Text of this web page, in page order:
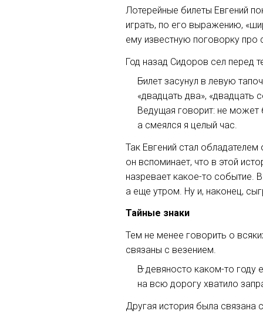
Лотерейные билеты Евгений
играть, по его выражению,
ему известную поговорку про
Год назад Сидоров сел перед
Билет засунул в левую
«двадцать два», «двадцать
Ведущая говорит: не может
а смеялся я целый час.
Так Евгений стал
он вспоминает, что в этой
назревает какое-то событие.
а еще утром. Ну и, наконец,
Тайные знаки
Тем не менее говорить о
связаны с везением.
В девяносто каком-то году
на всю дорогу хватило
Другая история была связана